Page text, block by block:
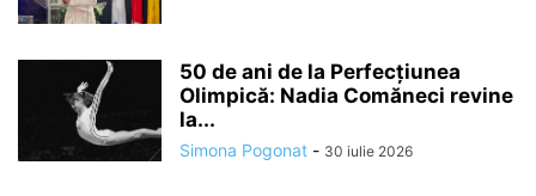
50 de ani de la Perfecțiunea
Olimpică: Nadia Comăneci revine
la...
Simona Pogonat - 30 iulie 2026